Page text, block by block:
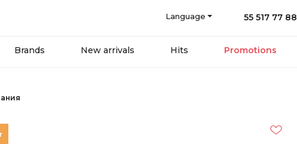
Language 55 517 77 88
Brands New arrivals Hits Promotions